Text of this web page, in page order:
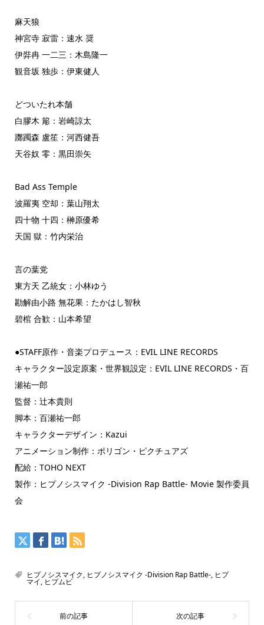
麻天狼
神宮寺 寂雷：速水 奨
伊弉冉 一二三：木島隆一
観音坂 独歩：伊東健人
どついたれ本舗
白膠木 簓：岩崎諒太
躑躅森 盧笙：河西健吾
天谷奴 零：黒田崇矢
Bad Ass Temple
波羅夷 空却：葉山翔太
四十物 十四：榊原優希
天国 獄：竹内栄治
言の葉党
東方天 乙統女：小林ゆう
勘解由小路 無花果：たかはし智秋
碧棺 合歓：山本希望
●STAFF原作・音楽プロデュース：EVIL LINE RECORDS
キャラクター設定原案・世界観設定：EVIL LINE RECORDS・百
瀬祐一郎
監督：辻本貴則
脚本：百瀬祐一郎
キャラクターデザイン：Kazui
アニメーション制作：ポリゴン・ピクチュアズ
配給：TOHO NEXT
製作：ヒプノシスマイク -Division Rap Battle- Movie 製作委員
会
ヒプノシスマイク, ヒプノシスマイク -Division Rap Battle-, ヒプ
マイ, ヒプムビ